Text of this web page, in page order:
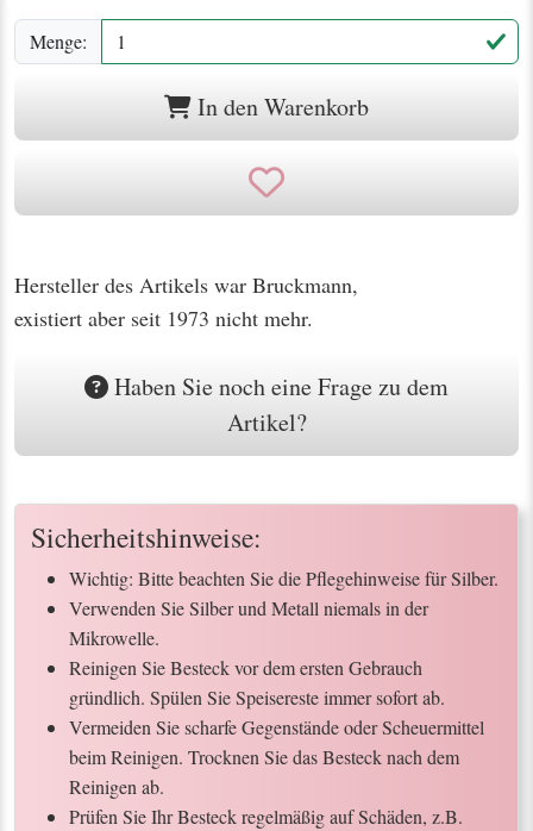
Menge:
In den Warenkorb
Hersteller des Artikels war Bruckmann,
existiert aber seit 1973 nicht mehr.
Haben Sie noch eine Frage zu dem
Artikel?
Sicherheitshinweise:
Wichtig: Bitte beachten Sie die Pflegehinweise für Silber.
Verwenden Sie Silber und Metall niemals in der
Mikrowelle.
Reinigen Sie Besteck vor dem ersten Gebrauch
gründlich. Spülen Sie Speisereste immer sofort ab.
Vermeiden Sie scharfe Gegenstände oder Scheuermittel
beim Reinigen. Trocknen Sie das Besteck nach dem
Reinigen ab.
Prüfen Sie Ihr Besteck regelmäßig auf Schäden, z.B.